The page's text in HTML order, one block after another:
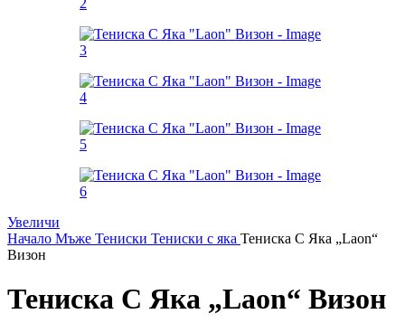
Увеличи
Начало Мъже Тениски Тениски с яка Тениска С Яка „Laon“
Визон
Тениска С Яка „Laon“ Визон